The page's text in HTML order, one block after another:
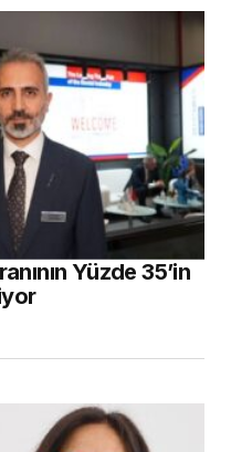
Yüzde 35’in